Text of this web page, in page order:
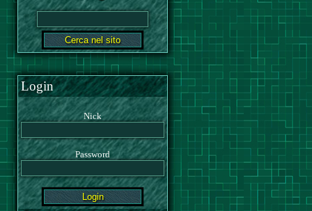
Login
Nick
Password